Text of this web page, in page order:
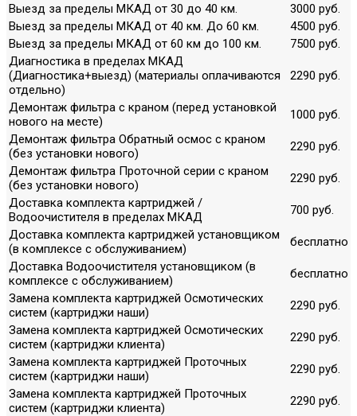
Выезд за пределы МКАД от 30 до 40 км.
3000 руб.
Выезд за пределы МКАД от 40 км. До 60 км.
4500 руб.
Выезд за пределы МКАД от 60 км до 100 км.
7500 руб.
Диагностика в пределах МКАД
(Диагностика+выезд) (материалы оплачиваются
отдельно)
2290 руб.
Демонтаж фильтра с краном (перед установкой
нового на месте)
1000 руб.
Демонтаж фильтра Обратный осмос с краном
(без установки нового)
2290 руб.
Демонтаж фильтра Проточной серии с краном
(без установки нового)
2290 руб.
Доставка комплекта картриджей /
Водоочистителя в пределах МКАД
700 руб.
Доставка комплекта картриджей установщиком
(в комплексе с обслуживанием)
бесплатно
Доставка Водоочистителя установщиком (в
комплексе с обслуживанием)
бесплатно
Замена комплекта картриджей Осмотических
систем (картриджи наши)
2290 руб.
Замена комплекта картриджей Осмотических
систем (картриджи клиента)
2290 руб.
Замена комплекта картриджей Проточных
систем (картриджи наши)
2290 руб.
Замена комплекта картриджей Проточных
систем (картриджи клиента)
2290 руб.